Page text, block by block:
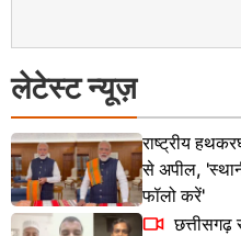
लेटेस्ट न्यूज़
राष्ट्रीय
से अपील,
फॉलो करें'
छत्तीसगढ़